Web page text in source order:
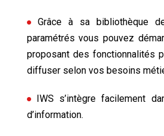
Grâce à sa bibliothèque
paramétrés vous pouvez
proposant des fonctionnalités
diffuser selon vos besoins
IWS s’intègre facilement
d’information.